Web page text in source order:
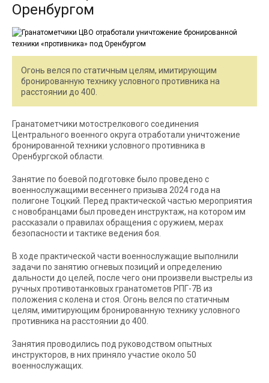
Оренбургом
Огонь велся по статичным целям, имитирующим
бронированную технику условного противника на
расстоянии до 400.
Гранатометчики мотострелкового соединения
Центрального военного округа отработали уничтожение
бронированной техники условного противника в
Оренбургской области.
Занятие по боевой подготовке было проведено с
военнослужащими весеннего призыва 2024 года на
полигоне Тоцкий. Перед практической частью мероприятия
с новобранцами был проведен инструктаж, на котором им
рассказали о правилах обращения с оружием, мерах
безопасности и тактике ведения боя.
В ходе практической части военнослужащие выполнили
задачи по занятию огневых позиций и определению
дальности до целей, после чего они произвели выстрелы из
ручных противотанковых гранатометов РПГ-7В из
положения с колена и стоя. Огонь велся по статичным
целям, имитирующим бронированную технику условного
противника на расстоянии до 400.
Занятия проводились под руководством опытных
инструкторов, в них приняло участие около 50
военнослужащих.